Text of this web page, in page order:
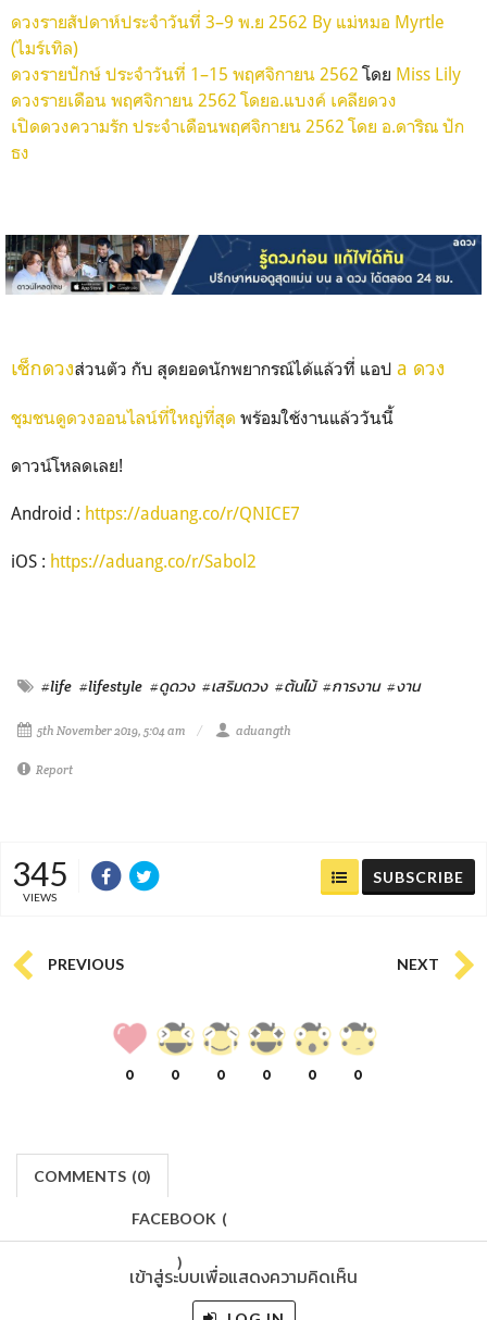
ดวงรายสัปดาห์ประจำวันที่ 3–9 พ.ย 2562 By แม่หมอ Myrtle
(ไมร์เทิล)
ดวงรายปักษ์ ประจำวันที่ 1–15 พฤศจิกายน 2562 โดย Miss Lily
ดวงรายเดือน พฤศจิกายน 2562 โดยอ.แบงค์ เคลียดวง
เปิดดวงความรัก ประจำเดือนพฤศจิกายน 2562 โดย อ.ดาริณ ปัก
ธง
เช็กดวงส่วนตัว กับ สุดยอดนักพยากรณ์ได้แล้วที่ แอป a ดวง
ชุมชนดูดวงออนไลน์ที่ใหญ่ที่สุด พร้อมใช้งานแล้ววันนี้
ดาวน์โหลดเลย!
Android : https://aduang.co/r/QNICE7
iOS : https://aduang.co/r/Sabol2
#life #lifestyle #ดูดวง #เสริมดวง #ต้นไม้ #การงาน #งาน
5th November 2019, 5:04 am aduangth
Report
345
VIEWS
SUBSCRIBE
PREVIOUS NEXT
0 0 0 0 0 0
COMMENTS (0)
FACEBOOK (
)
เข้าสู่ระบบเพื่อแสดงความคิดเห็น